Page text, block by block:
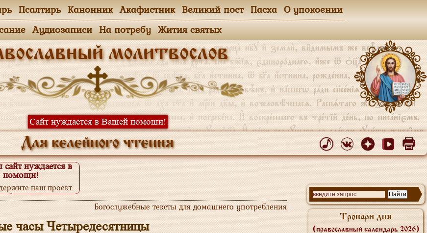
молитвослов
Сайт нуждается в Вашей помощи!
Для келейного чтения
Псалтирь Канонник Акафистник Великий пост Пасха О упокоении
Аудиозаписи На потребу Жития святых
нуждается в
помощи!
наш проект
Богослужебные тексты для домашнего употребления
часы Четыредесятницы
Тропари дня
(православный календарь 2026)